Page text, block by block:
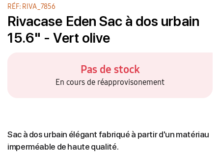
RÉF: RIVA_7856
Rivacase Eden Sac à dos urbain
15.6" - Vert olive
Pas de stock
En cours de réapprovisonement
Sac à dos urbain élégant fabriqué à partir d'un matériau
imperméable de haute qualité.